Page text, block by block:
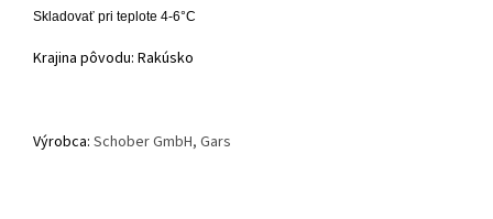
Skladovať pri teplote 4-6°C
Krajina pôvodu: Rakúsko
Výrobca: Schober GmbH, Gars